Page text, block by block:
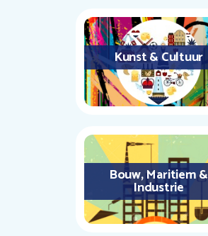
Kunst & Cultuur
Bouw, Maritiem &
Industrie